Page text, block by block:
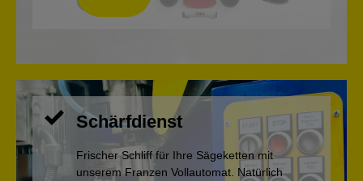
Schärfdienst
Frischer Schliff für Ihre Sägeketten mit
unserem Franzen Vollautomat. Natürlich